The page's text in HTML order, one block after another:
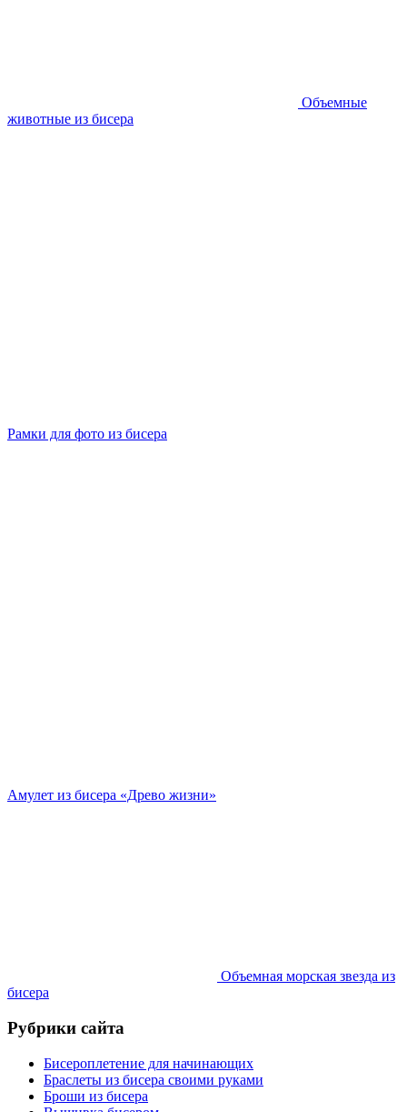
Объемные
животные из бисера
Рамки для фото из бисера
Амулет из бисера «Древо жизни»
Объемная морская звезда из
бисера
Рубрики сайта
Бисероплетение для начинающих
Браслеты из бисера своими руками
Броши из бисера